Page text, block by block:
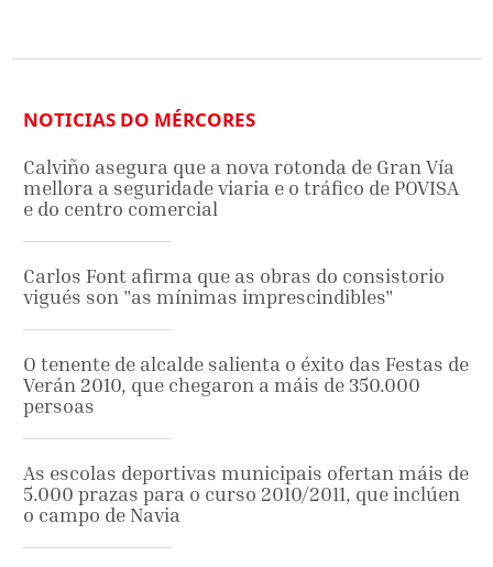
NOTICIAS DO MÉRCORES
Calviño asegura que a nova rotonda de Gran Vía
mellora a seguridade viaria e o tráfico de POVISA
e do centro comercial
Carlos Font afirma que as obras do consistorio
vigués son "as mínimas imprescindibles"
O tenente de alcalde salienta o éxito das Festas de
Verán 2010, que chegaron a máis de 350.000
persoas
As escolas deportivas municipais ofertan máis de
5.000 prazas para o curso 2010/2011, que inclúen
o campo de Navia